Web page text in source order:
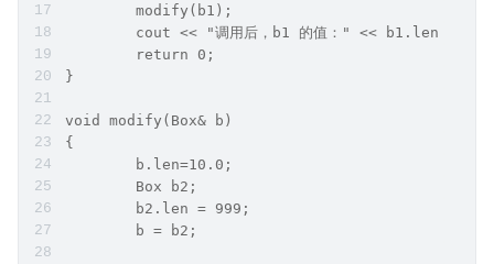
	modify(b1);
cout << "调用后，b1 的值：" << b1.len <<
	return 0;
}
void modify(Box& b)
{
	b.len=10.0;
	Box b2;
	b2.len = 999;
	b = b2;